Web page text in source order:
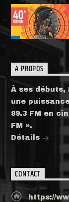
A PROPOS
À ses
une
99.3 FM en
FM ».
Détails
CONTACT
https://